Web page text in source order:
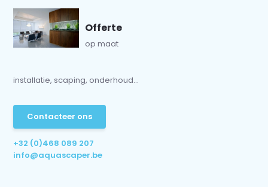
Offerte
op maat
installatie, scaping, onderhoud...
Contacteer ons
+32 (0)468 089 207
info@aquascaper.be